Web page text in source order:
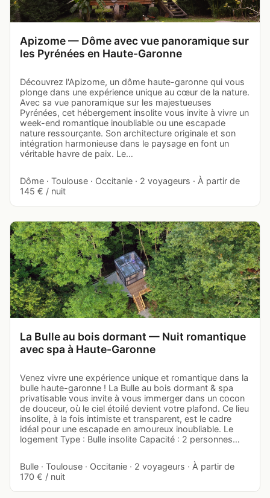
Apizome — Dôme avec vue panoramique sur
les Pyrénées en Haute-Garonne
Découvrez l'Apizome, un dôme haute-garonne qui vous
plonge dans une expérience unique au cœur de la nature.
Avec sa vue panoramique sur les majestueuses
Pyrénées, cet hébergement insolite vous invite à vivre un
week-end romantique inoubliable ou une escapade
nature ressourçante. Son architecture originale et son
intégration harmonieuse dans le paysage en font un
véritable havre de paix. Le…
Dôme · Toulouse · Occitanie · 2 voyageurs · À partir de
145 € / nuit
La Bulle au bois dormant — Nuit romantique
avec spa à Haute-Garonne
Venez vivre une expérience unique et romantique dans la
bulle haute-garonne ! La Bulle au bois dormant & spa
privatisable vous invite à vous immerger dans un cocon
de douceur, où le ciel étoilé devient votre plafond. Ce lieu
insolite, à la fois intimiste et transparent, est le cadre
idéal pour une escapade en amoureux inoubliable. Le
logement Type : Bulle insolite Capacité : 2 personnes…
Bulle · Toulouse · Occitanie · 2 voyageurs · À partir de
170 € / nuit